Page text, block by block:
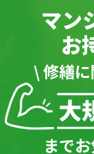
マン
お
\ 修繕
まで